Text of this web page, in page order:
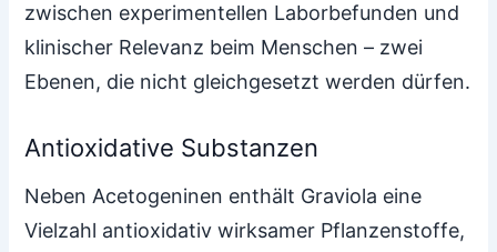
zwischen experimentellen Laborbefunden und
klinischer Relevanz beim Menschen – zwei
Ebenen, die nicht gleichgesetzt werden dürfen.
Antioxidative Substanzen
Neben Acetogeninen enthält Graviola eine
Vielzahl antioxidativ wirksamer Pflanzenstoffe,